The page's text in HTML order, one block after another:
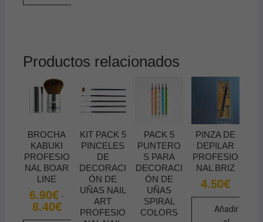
múltiples
variantes.
Las
opciones
se
elegir
en
la
página
de
producto
Productos relacionados
BROCHA
KABUKI
PROFESIO
NAL BOAR
LINE
6.90€ -
8.40€Rango
de
KIT PACK 5
PINCELES
DE
DECORACI
ÓN DE
UÑAS NAIL
ART
PROFESIO
PACK 5
PUNTERO
S PARA
DECORACI
ÓN DE
UÑAS
SPIRAL
COLORS
PINZA DE
DEPILAR
PROFESIO
NAL BRIZ
4.50€
Añadir